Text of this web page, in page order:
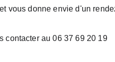
vous donne envie d'un
contacter au 06 37 69 20 19